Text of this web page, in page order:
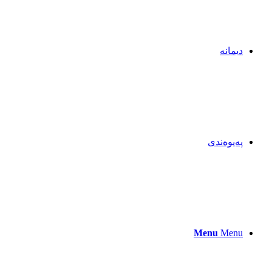
دیمانە
پەیوەندی
Menu Menu